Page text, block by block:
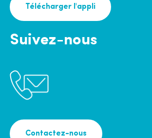
Télécharger l'appli
Suivez-nous
Contactez-nous